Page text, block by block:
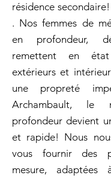
résidence
. Nos femmes de
en profondeur,
remettent en
extérieurs et
une propreté
Archambault, le
profondeur devient
et rapide! Nous
vous fournir des
mesure, adaptées